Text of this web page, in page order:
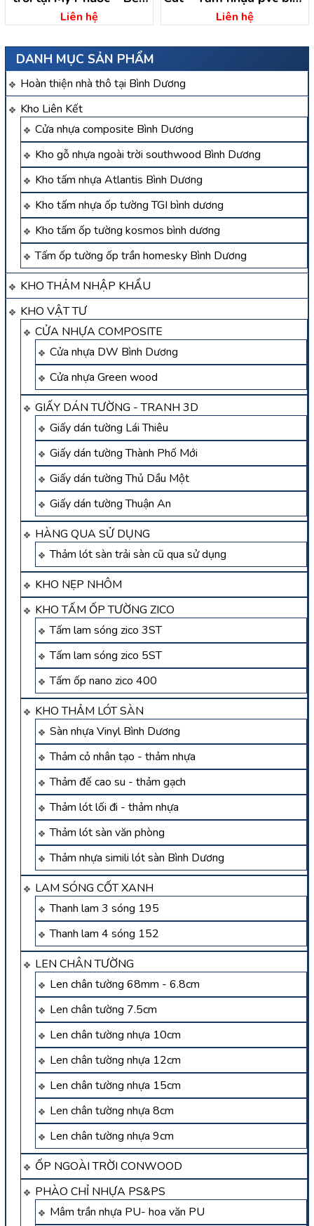
DANH MỤC SẢN PHẨM
Hoàn thiện nhà thô tại Bình Dương
Kho Liên Kết
Cửa nhựa composite Bình Dương
Kho gỗ nhựa ngoài trời southwood Bình Dương
Kho tấm nhựa Atlantis Bình Dương
Kho tấm nhựa ốp tường TGI bình dương
Kho tấm ốp tường kosmos bình dương
Tấm ốp tường ốp trần homesky Bình Dương
KHO THẢM NHẬP KHẨU
KHO VẬT TƯ
CỬA NHỰA COMPOSITE
Cửa nhựa DW Bình Dương
Cửa nhựa Green wood
GIẤY DÁN TƯỜNG - TRANH 3D
Giấy dán tường Lái Thiêu
Giấy dán tường Thành Phố Mới
Giấy dán tường Thủ Dầu Một
Giấy dán tường Thuận An
HÀNG QUA SỬ DỤNG
Thảm lót sàn trải sàn cũ qua sử dụng
KHO NẸP NHÔM
KHO TẤM ỐP TƯỜNG ZICO
Tấm lam sóng zico 3ST
Tấm lam sóng zico 5ST
Tấm ốp nano zico 400
KHO THẢM LÓT SÀN
Sàn nhựa Vinyl Bình Dương
Thảm cỏ nhân tạo - thảm nhựa
Thảm đế cao su - thảm gạch
Thảm lót lối đi - thảm nhựa
Thảm lót sàn văn phòng
Thảm nhựa simili lót sàn Bình Dương
LAM SÓNG CỐT XANH
Thanh lam 3 sóng 195
Thanh lam 4 sóng 152
LEN CHÂN TƯỜNG
Len chân tường 68mm - 6.8cm
Len chân tường 7.5cm
Len chân tường nhựa 10cm
Len chân tường nhựa 12cm
Len chân tường nhựa 15cm
Len chân tường nhựa 8cm
Len chân tường nhựa 9cm
ỐP NGOÀI TRỜI CONWOOD
PHÀO CHỈ NHỰA PS&PS
Mâm trần nhựa PU- hoa văn PU
Cát – Bình Dương
Liên hệ
dương
Liên hệ